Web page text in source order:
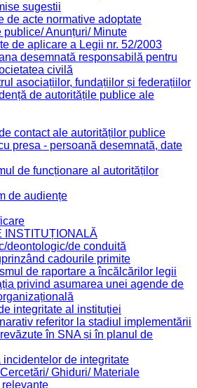
sugestii
de acte normative adoptate
publice/ Anunțuri/ Minute
de aplicare a Legii nr. 52/2003
desemnată responsabilă pentru
civilă
asociațiilor, fundațiilor și federațiilor
de autoritățile publice ale
contact ale autorităților publice
presa - persoană desemnată, date
de funcționare al autorităților
de audiențe
INSTITUȚIONALĂ
deontologic/de conduită
cadourile primite
de raportare a încălcărilor legii
privind asumarea unei agende de
integritate al instituției
referitor la stadiul implementării
în SNA și în planul de
incidentelor de integritate
Ghiduri/ Materiale